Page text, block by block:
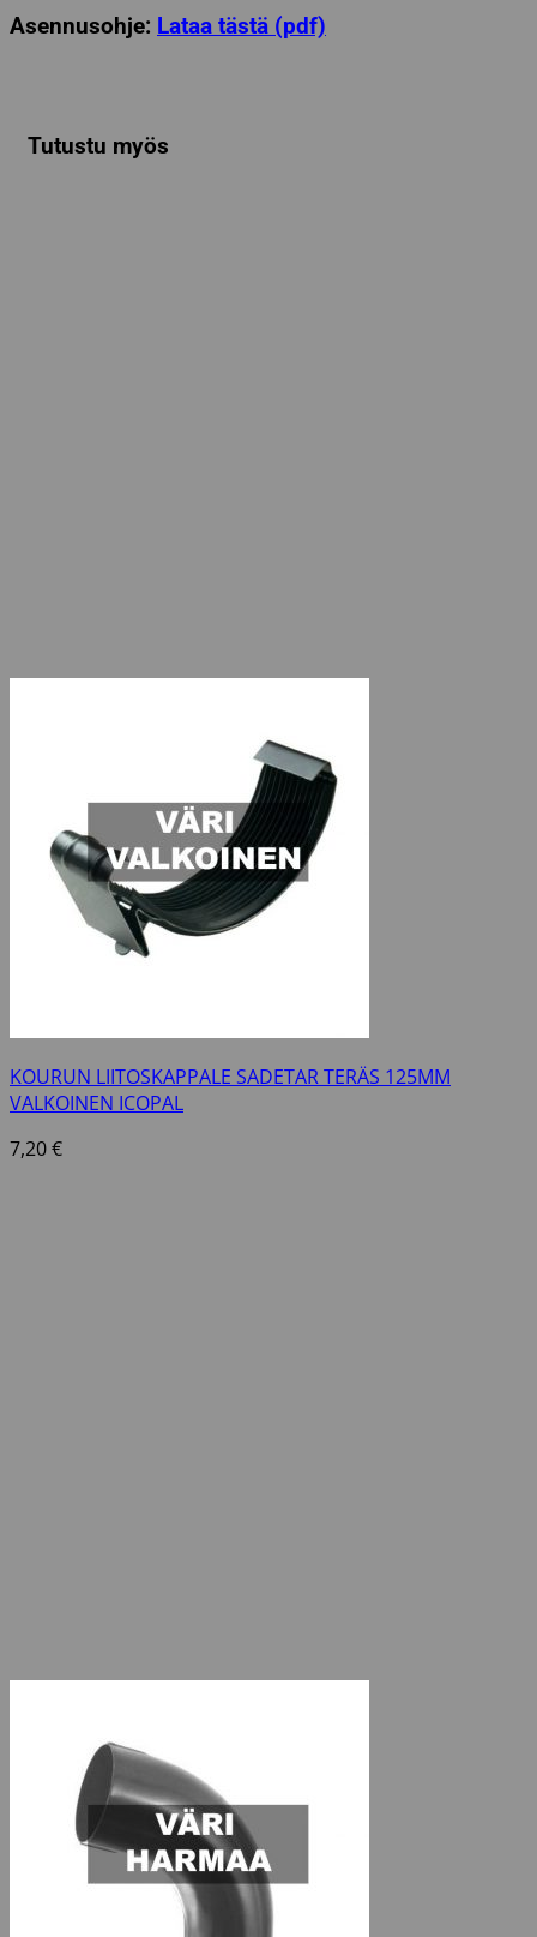
Asennusohje: Lataa tästä (pdf)
Tutustu myös
KOURUN LIITOSKAPPALE SADETAR TERÄS 125MM
VALKOINEN ICOPAL
7,20€